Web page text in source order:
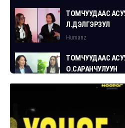
ТОМЧУУДААС
Л.ДЭЛГЭРЗУЛ
Humanz
ТОМЧУУДААС
О.САРАНЧУЛУУН
Humanz
ТОМЧУУДААС
Humanz